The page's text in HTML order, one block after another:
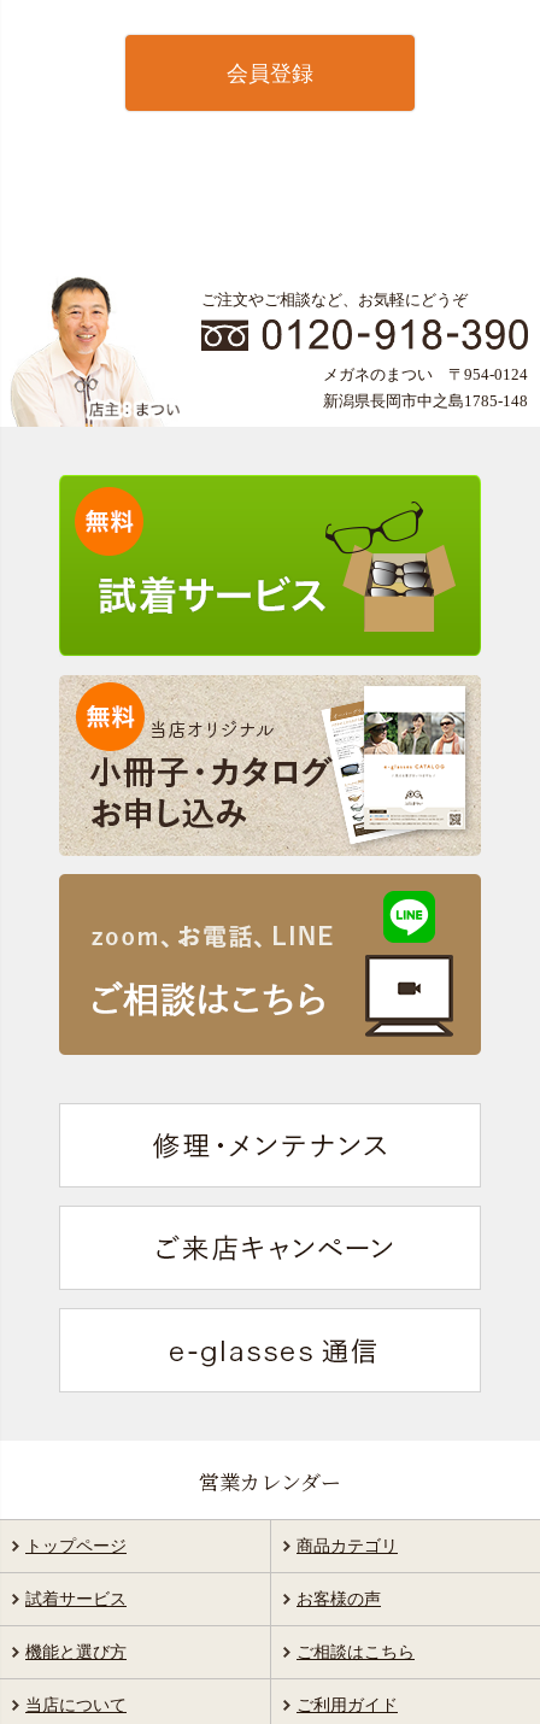
会員登録
ご注文やご相談など、お気軽にどうぞ
メガネのまつい 〒954-0124
新潟県長岡市中之島1785-148
営業カレンダー
トップページ 商品カテゴリ
試着サービス お客様の声
機能と選び方 ご相談はこちら
当店について ご利用ガイド